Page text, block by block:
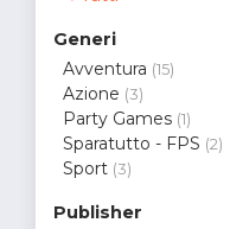
Generi
Avventura (15)
Azione (3)
Party Games (1)
Sparatutto - FPS (2)
Sport (3)
Publisher